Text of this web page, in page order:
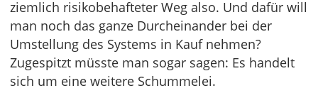
ziemlich risikobehafteter Weg also. Und dafür will
man noch das ganze Durcheinander bei der
Umstellung des Systems in Kauf nehmen?
Zugespitzt müsste man sogar sagen: Es handelt
sich um eine weitere Schummelei.